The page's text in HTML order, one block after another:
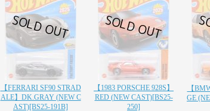
【FERRARI SF90 STRAD
ALE】DK.GRAY (NEW C
AST)[BS25-191B]
【1983 PORSCHE 928S】
RED (NEW CAST)[BS25-
250]
【
GE